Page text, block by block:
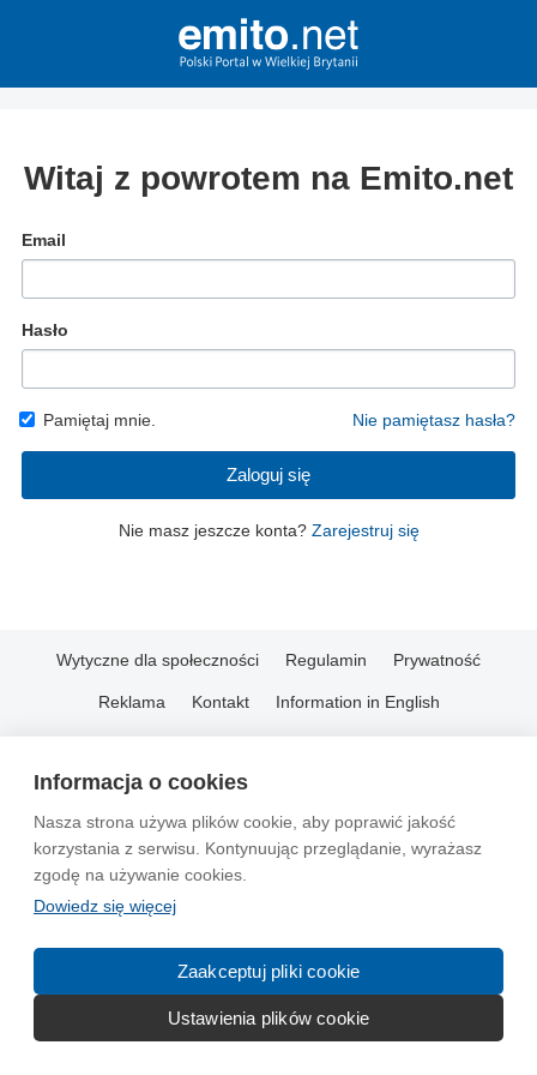
Informacja o cookies
Nasza strona używa plików cookie, aby poprawić jakość
korzystania z serwisu. Kontynuując przeglądanie, wyrażasz
zgodę na używanie cookies.
Dowiedz się więcej
Zaakceptuj pliki cookie
Ustawienia plików cookie
Witaj z powrotem na Emito.net
Email
Hasło
Pamiętaj mnie. Nie pamiętasz hasła?
Zaloguj się
Nie masz jeszcze konta? Zarejestruj się
Wytyczne dla społeczności Regulamin Prywatność
Reklama Kontakt Information in English